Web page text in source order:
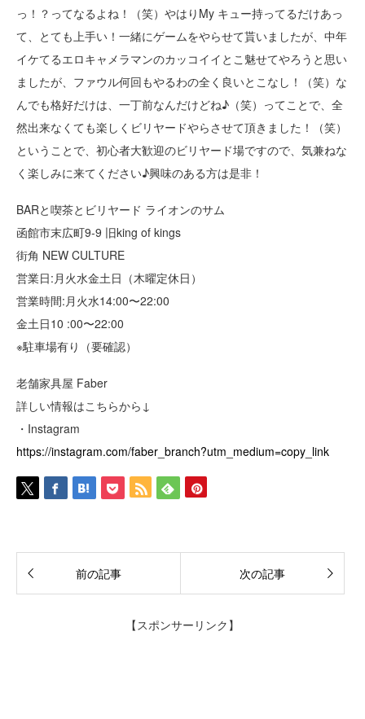
っ！？ってなるよね！（笑）やはりMy キュー持ってるだけあっ
て、とても上手い！一緒にゲームをやらせて貰いましたが、中年
イケてるエロキャメラマンのカッコイイとこ魅せてやろうと思い
ましたが、ファウル何回もやるわの全く良いとこなし！（笑）な
んでも格好だけは、一丁前なんだけどね♪（笑）ってことで、全
然出来なくても楽しくビリヤードやらさせて頂きました！（笑）
ということで、初心者大歓迎のビリヤード場ですので、気兼ねな
く楽しみに来てください♪興味のある方は是非！
BARと喫茶とビリヤード ライオンのサム
函館市末広町9-9 旧king of kings
街角 NEW CULTURE
営業日:月火水金土日（木曜定休日）
営業時間:月火水14:00〜22:00
金土日10 :00〜22:00
※駐車場有り（要確認）
老舗家具屋 Faber
詳しい情報はこちらから↓
・Instagram
https://instagram.com/faber_branch?utm_medium=copy_link
前の記事 次の記事
【スポンサーリンク】